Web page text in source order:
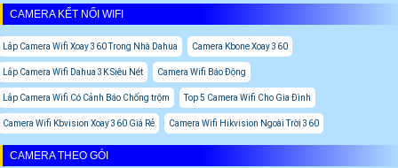
CAMERA KẾT NỐI WIFI
Lắp Camera Wifi Xoay 360 Trong Nhà Dahua Camera Kbone Xoay 360
Lắp Camera Wifi Dahua 3K Siêu Nét Camera Wifi Báo Động
Lắp Camera Wifi Có Cảnh Báo Chống trộm Top 5 Camera Wifi Cho Gia Đình
Camera Wifi Kbvision Xoay 360 Giá Rẻ Camera Wifi Hikvision Ngoài Trời 360
CAMERA THEO GÓI